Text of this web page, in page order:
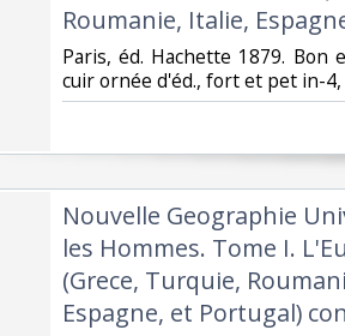
Roumanie, Italie,
‎Paris, éd. Hachette 1879.
cuir ornée d'éd., fort et pet in-4,
‎Nouvelle Geographie
les Hommes. Tome I.
(Grece, Turquie,
Espagne, et Portugal)